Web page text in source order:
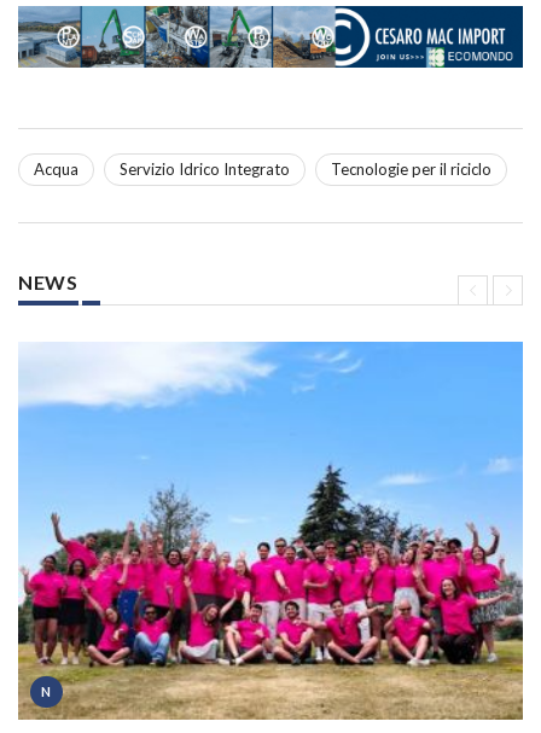
Acqua Servizio Idrico Integrato Tecnologie per il riciclo
NEWS
N